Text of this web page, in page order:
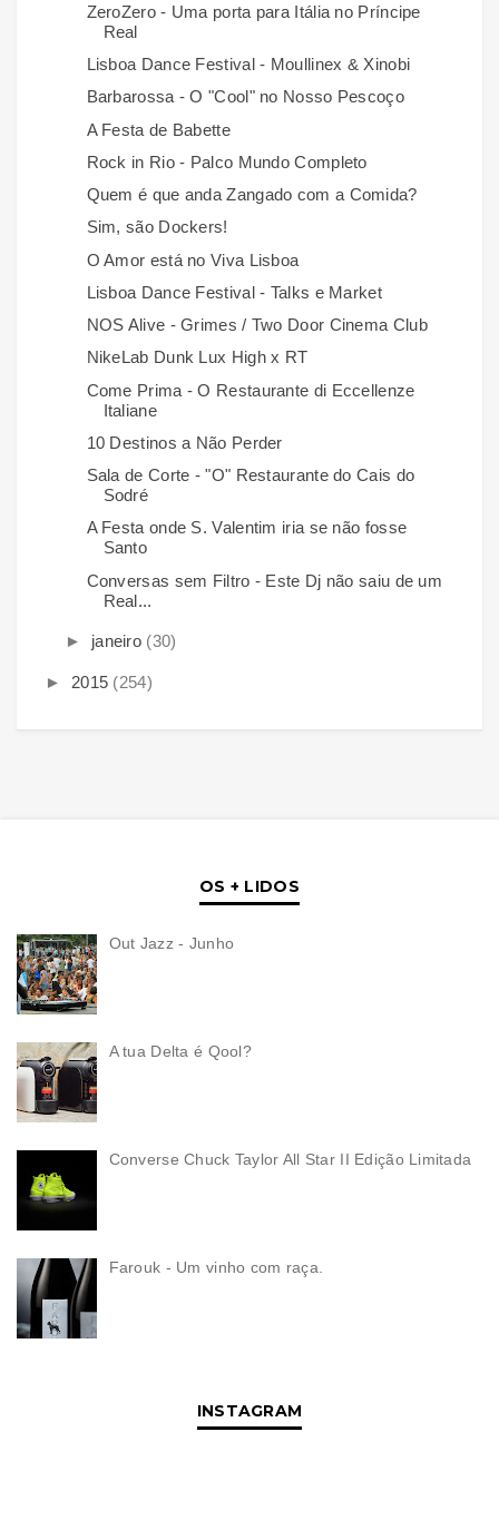
ZeroZero - Uma porta para Itália no Príncipe
Real
Lisboa Dance Festival - Moullinex & Xinobi
Barbarossa - O "Cool" no Nosso Pescoço
A Festa de Babette
Rock in Rio - Palco Mundo Completo
Quem é que anda Zangado com a Comida?
Sim, são Dockers!
O Amor está no Viva Lisboa
Lisboa Dance Festival - Talks e Market
NOS Alive - Grimes / Two Door Cinema Club
NikeLab Dunk Lux High x RT
Come Prima - O Restaurante di Eccellenze
Italiane
10 Destinos a Não Perder
Sala de Corte - "O" Restaurante do Cais do
Sodré
A Festa onde S. Valentim iria se não fosse
Santo
Conversas sem Filtro - Este Dj não saiu de um
Real...
► janeiro (30)
► 2015 (254)
OS + LIDOS
Out Jazz - Junho
A tua Delta é Qool?
Converse Chuck Taylor All Star II Edição Limitada
Farouk - Um vinho com raça.
INSTAGRAM